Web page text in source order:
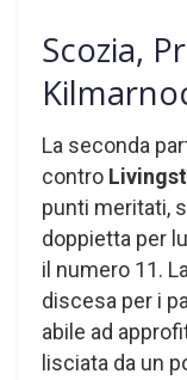
Scozia,
La seconda
contro
punti meritati,
doppietta per
il numero 11.
discesa per i
abile ad
lisciata da un